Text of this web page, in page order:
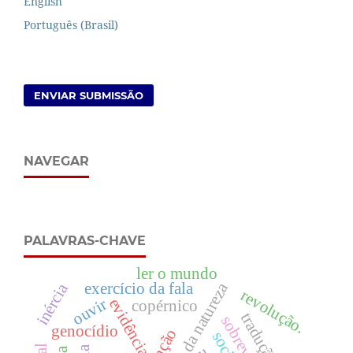
Português (Brasil)
ENVIAR SUBMISSÃO
NAVEGAR
PALAVRAS-CHAVE
evidência
genocídio tradução
exercício da fala
ler o mundo
revolução.
copérnico
inérciaouvir